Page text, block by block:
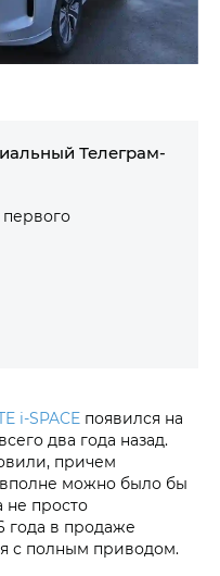
Телеграм-
i‑SPACE появился на
два года назад.
причем
вполне можно было бы
не просто
года в продаже
с полным приводом.